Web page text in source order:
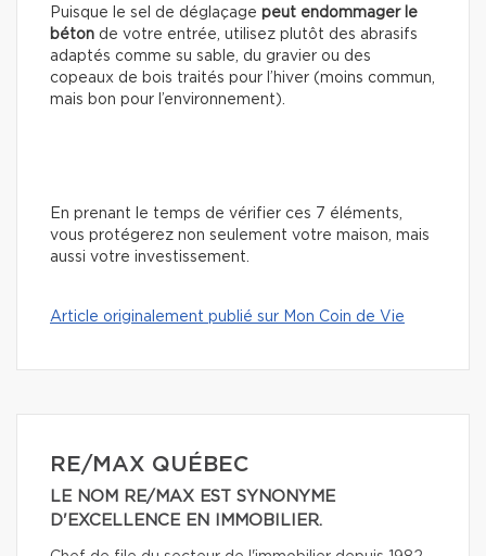
Puisque le sel de déglaçage peut endommager le
béton de votre entrée, utilisez plutôt des abrasifs
adaptés comme su sable, du gravier ou des
copeaux de bois traités pour l’hiver (moins commun,
mais bon pour l’environnement).
En prenant le temps de vérifier ces 7 éléments,
vous protégerez non seulement votre maison, mais
aussi votre investissement.
Article originalement publié sur Mon Coin de Vie
RE/MAX QUÉBEC
LE NOM RE/MAX EST SYNONYME
D'EXCELLENCE EN IMMOBILIER.